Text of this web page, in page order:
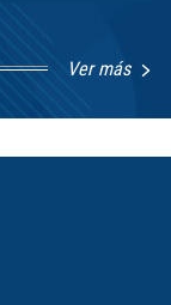
Ver más